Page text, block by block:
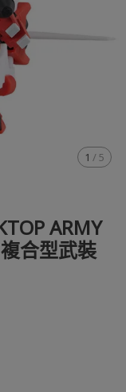
1 / 5
ARMY
合型武裝